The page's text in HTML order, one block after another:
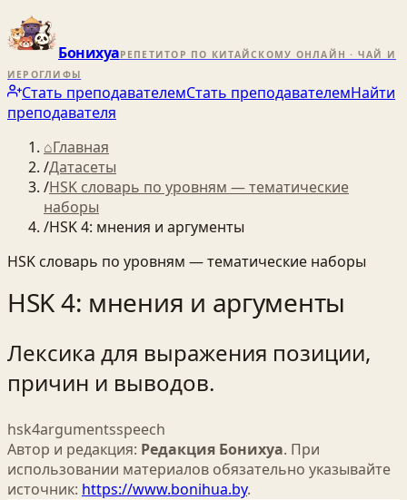
БонихуаРЕПЕТИТОР ПО КИТАЙСКОМУ ОНЛАЙН · ЧАЙ И
ИЕРОГЛИФЫ
Стать преподавателемСтать преподавателемНайти
преподавателя
⌂Главная
/Датасеты
/HSK словарь по уровням — тематические
наборы
/HSK 4: мнения и аргументы
HSK словарь по уровням — тематические наборы
HSK 4: мнения и аргументы
Лексика для выражения позиции,
причин и выводов.
hsk4argumentsspeech
Автор и редакция: Редакция Бонихуа. При
использовании материалов обязательно указывайте
источник: https://www.bonihua.by.